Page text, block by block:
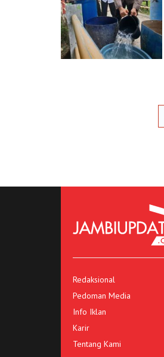
Redaksional
Pedoman Media
Info Iklan
Karir
Tentang Kami